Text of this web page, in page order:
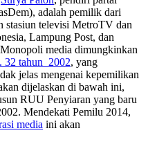
adalah pemilik dari
stasiun televisi MetroTV dan
Lampung Post, dan
media dimungkinkan
32 tahun 2002, yang
jelas mengenai kepemilikan
dijelaskan di bawah ini,
RUU Penyiaran yang baru
Mendekati Pemilu 2014,
media ini akan